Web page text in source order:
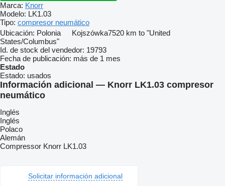
Marca: Knorr
Modelo: LK1.03
Tipo: compresor neumático
Ubicación: Polonia Kojszówka7520 km to "United
States/Columbus"
Id. de stock del vendedor: 19793
Fecha de publicación: más de 1 mes
Estado
Estado: usados
Información adicional — Knorr LK1.03 compresor
neumático
Inglés
Inglés
Polaco
Alemán
Compressor Knorr LK1.03
Solicitar información adicional